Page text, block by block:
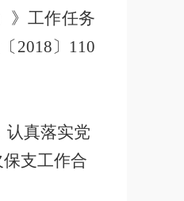
》工作任务
〔 2018〕 110
认真落实党
保支工作合